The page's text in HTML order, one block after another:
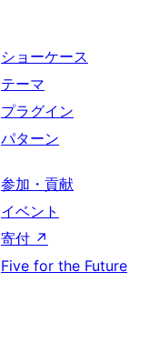
ショーケース
テーマ
プラグイン
パターン
参加・貢献
イベント
寄付 ↗
Five for the Future